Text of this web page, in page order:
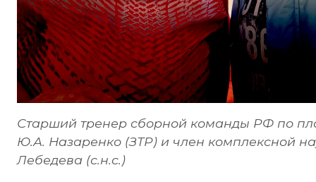
Старший тренер сборной команды РФ по
Ю.А. Назаренко (ЗТР) и член комплексной
Лебедева (с.н.с.)